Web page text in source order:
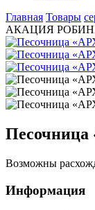
Главная Товары
АКАЦИЯ
Возможны
Информация